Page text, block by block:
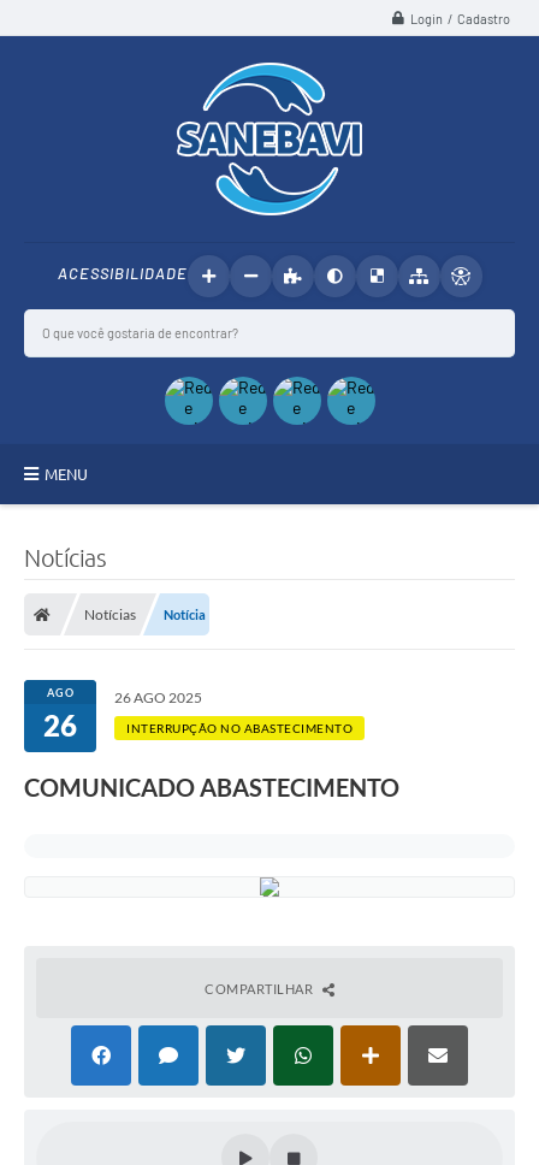
Login / Cadastro
ACESSIBILIDADE
MENU
ÁGUA
COMPRAS E LICITAÇÕES
Notícias
Notícias Notícia
AGO
26
26 AGO 2025
INTERRUPÇÃO NO ABASTECIMENTO
COMUNICADO ABASTECIMENTO
COMPARTILHAR